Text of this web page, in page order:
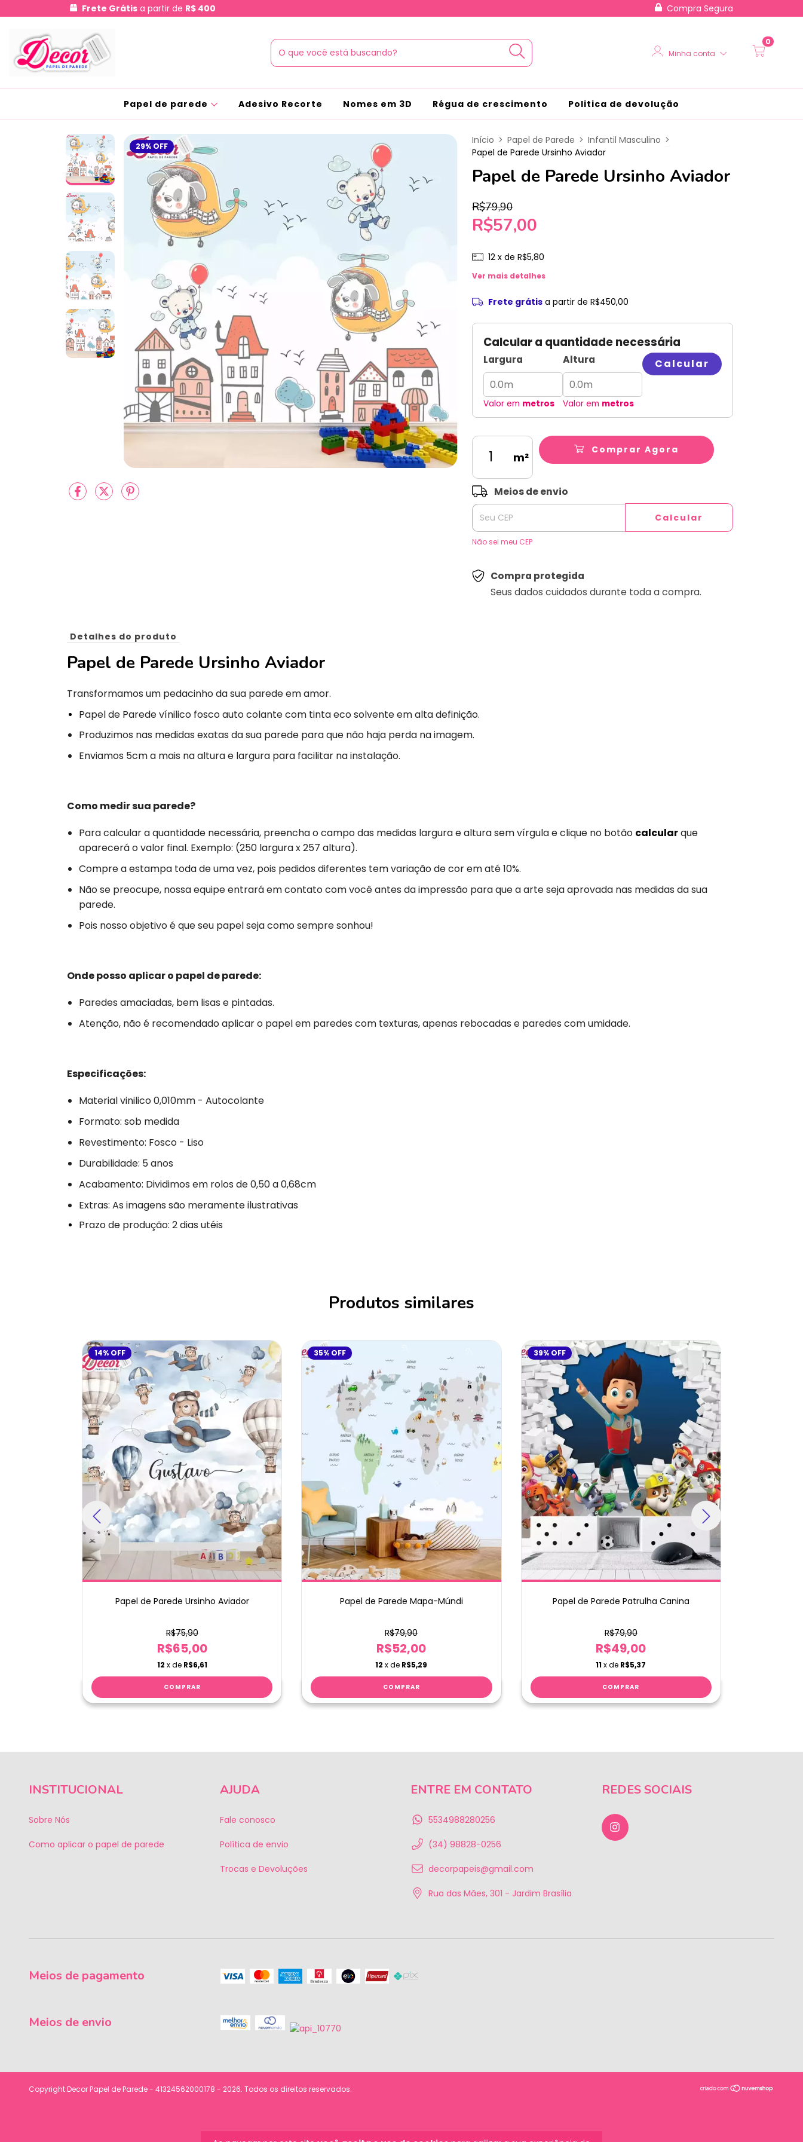
Frete Grátis a partir de R$ 400 Compra Segura
Minha conta
0
Papel de parede Adesivo Recorte Nomes em 3D Régua de crescimento Politica de devolução
29% OFF
Início > Papel de Parede > Infantil Masculino >
Papel de Parede Ursinho Aviador
Papel de Parede Ursinho Aviador
R$79,90
R$57,00
12 x de R$5,80
Ver mais detalhes
Frete grátis a partir de R$450,00
Calcular a quantidade necessária
Largura
Valor em metros
Altura
Valor em metros
Calcular
m²
Comprar Agora
Entregas para o CEP:
Meios de envio
Calcular
Não sei meu CEP
Compra protegida
Seus dados cuidados durante toda a compra.
Detalhes do produto
Papel de Parede Ursinho Aviador
Transformamos um pedacinho da sua parede em amor.
Papel de Parede vínilico fosco auto colante com tinta eco solvente em alta definição.
Produzimos nas medidas exatas da sua parede para que não haja perda na imagem.
Enviamos 5cm a mais na altura e largura para facilitar na instalação.
Como medir sua parede?
Para calcular a quantidade necessária, preencha o campo das medidas largura e altura sem vírgula e clique no botão calcularque
aparecerá o valor final. Exemplo: (250 largura x 257 altura).
Compre a estampa toda de uma vez, pois pedidos diferentes tem variação de cor em até 10%.
Não se preocupe, nossa equipe entrará em contato com você antes da impressão para que a arte seja aprovada nas medidas da sua
parede.
Pois nosso objetivo é que seu papel seja como sempre sonhou!
Onde posso aplicar o papel de parede:
Paredes amaciadas, bem lisas e pintadas.
Atenção, não é recomendado aplicar o papel em paredes com texturas, apenas rebocadas e paredes com umidade.
Especificações:
Material vinilico 0,010mm - Autocolante
Formato: sob medida
Revestimento: Fosco - Liso
Durabilidade: 5 anos
Acabamento: Dividimos em rolos de 0,50 a 0,68cm
Extras: As imagens são meramente ilustrativas
Prazo de produção: 2 dias utéis
Produtos similares
14% OFF
Papel de Parede Ursinho Aviador
R$75,90
R$65,00
12 x de R$6,61
35% OFF
Papel de Parede Mapa-Múndi
R$79,90
R$52,00
12 x de R$5,29
39% OFF
Papel de Parede Patrulha Canina
R$79,90
R$49,00
11x de R$5,37
INSTITUCIONAL
Sobre Nós
Como aplicar o papel de parede
AJUDA
Fale conosco
Política de envio
Trocas e Devoluções
ENTRE EM CONTATO
5534988280256
(34) 98828-0256
decorpapeis@gmail.com
Rua das Mães, 301 - Jardim Brasília
REDES SOCIAIS
Meios de pagamento
Meios de envio
Copyright Decor Papel de Parede - 41324562000178 - 2026. Todos os direitos reservados.